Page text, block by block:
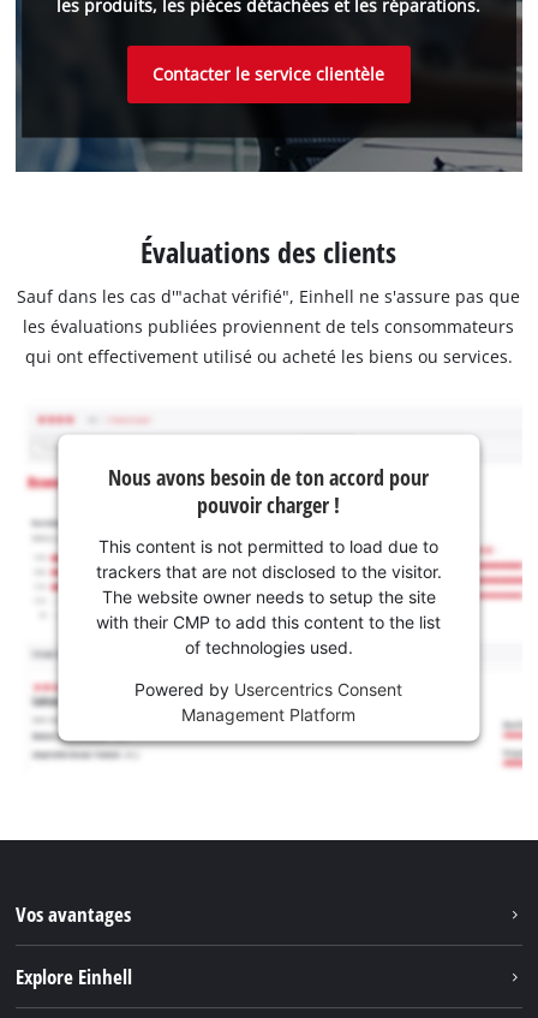
les produits, les pièces détachées et les réparations.
Contacter le service clientèle
Évaluations des clients
Sauf dans les cas d'"achat vérifié", Einhell ne s'assure pas que
les évaluations publiées proviennent de tels consommateurs
qui ont effectivement utilisé ou acheté les biens ou services.
Nous avons besoin de ton accord pour
pouvoir charger !
This content is not permitted to load due to
trackers that are not disclosed to the visitor.
The website owner needs to setup the site
with their CMP to add this content to the list
of technologies used.
Powered by Usercentrics Consent
Management Platform
Vos avantages
Explore Einhell